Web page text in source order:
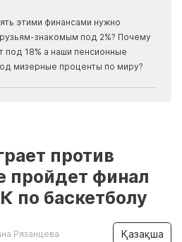
этими финансами нужно
знакомым под 2%? Почему
18% а наши пенсионные
мизерные проценты по миру?
против
пройдет финал
по баскетболу
Рязанцева Қазақша